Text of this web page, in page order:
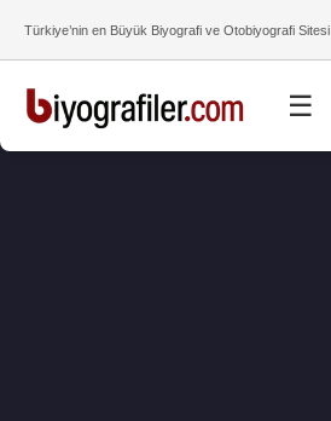
Türkiye’nin en Büyük Biyografi ve Otobiyografi Sitesi
☰